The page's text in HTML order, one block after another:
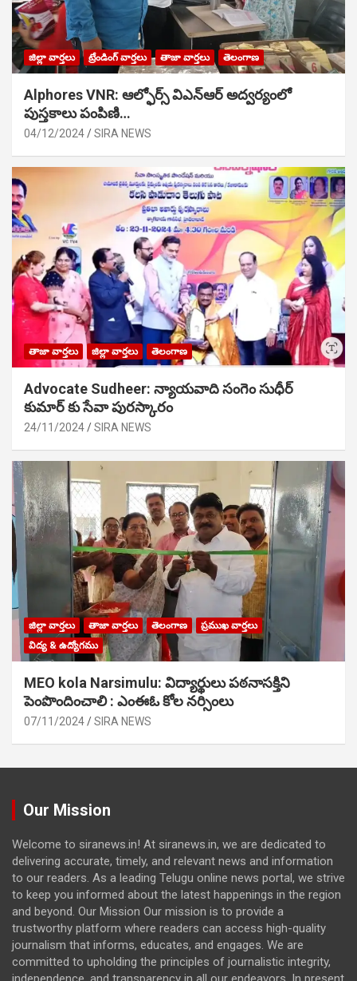
జిల్లా వార్తలు ట్రేండింగ్ వార్తలు తాజా వార్తలు తెలంగాణ
Alphores VNR: ఆల్ఫోర్స్ విఎన్ఆర్ అద్వర్యంలో
పుస్తకాలు పంపిణి…
04/12/2024 SIRA NEWS
తాజా వార్తలు జిల్లా వార్తలు తెలంగాణ
Advocate Sudheer: న్యాయవాది సంగెం సుధీర్
కుమార్ కు సేవా పురస్కారం
24/11/2024 SIRA NEWS
జిల్లా వార్తలు తాజా వార్తలు తెలంగాణ
ప్రముఖ వార్తలు
విద్య & ఉద్యోగము
MEO kola Narsimulu: విద్యార్థులు పఠ‌నాసక్తిని
పెంపొందించాలి : ఎంఈఓ కోల నర్సింలు
07/11/2024 SIRA NEWS
Our Mission
Welcome to siranews.in! At siranews.in, we are dedicated to
delivering accurate, timely, and relevant news and information
to our readers. As a leading Telugu online news portal, we strive
to keep you informed about the latest happenings in the region
and beyond. Our Mission Our mission is to provide a
trustworthy platform where readers can access high-quality
journalism that informs, educates, and engages. We are
committed to upholding the principles of journalistic integrity,